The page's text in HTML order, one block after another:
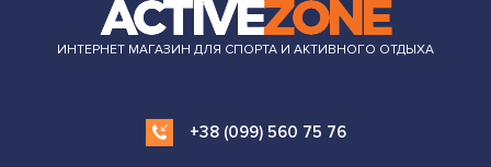
ИНТЕРНЕТ МАГАЗИН ДЛЯ СПОРТА И АКТИВНОГО ОТДЫХА
+38 (099) 560 75 76